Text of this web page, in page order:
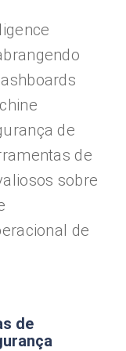
de
de
sobre
de
de